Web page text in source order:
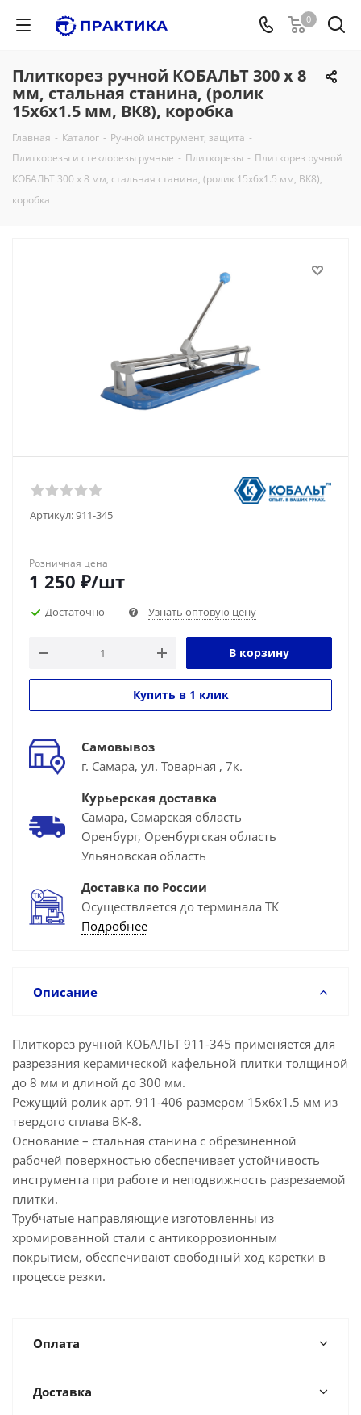
0
Плиткорез ручной КОБАЛЬТ 300 х 8
мм, стальная станина, (ролик
15х6х1.5 мм, ВК8), коробка
Главная - Каталог - Ручной инструмент, защита -
Плиткорезы и стеклорезы ручные - Плиткорезы - Плиткорез ручной
КОБАЛЬТ 300 х 8 мм, стальная станина, (ролик 15х6х1.5 мм, ВК8),
коробка
Артикул:911-345
Розничная цена
1 250 ₽/шт
Достаточно Узнать оптовую цену
В корзину
Купить в 1 клик
Самовывоз
г. Самара, ул. Товарная , 7к.
Курьерская доставка
Самара, Самарская область
Оренбург, Оренбургская область
Ульяновская область
Доставка по России
Осуществляется до терминала ТК
Подробнее
Описание
Плиткорез ручной КОБАЛЬТ 911-345 применяется для
разрезания керамической кафельной плитки толщиной
до 8 мм и длиной до 300 мм.
Режущий ролик арт. 911-406 размером 15х6х1.5 мм из
твердого сплава ВК-8.
Основание – стальная станина с обрезиненной
рабочей поверхностью обеспечивает устойчивость
инструмента при работе и неподвижность разрезаемой
плитки.
Трубчатые направляющие изготовленны из
хромированной стали с антикоррозионным
покрытием, обеспечивают свободный ход каретки в
процессе резки.
Оплата
Доставка